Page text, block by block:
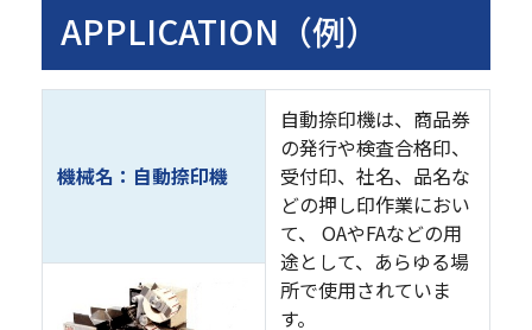
APPLICATION（例）
機械名：自動捺印機
自動捺印機は、商品券
の発行や検査合格印、
受付印、社名、品名な
どの押し印作業におい
て、 OAやFAなどの用
途として、あらゆる場
所で使用されていま
す。